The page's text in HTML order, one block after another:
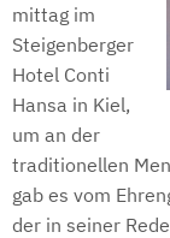
mittag im
Steigenberger
Hotel Conti
Hansa in Kiel,
um an der
traditionellen
gab es vom
der in seiner